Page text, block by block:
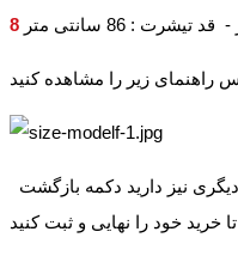
نیز دارید دکمه بازگشت